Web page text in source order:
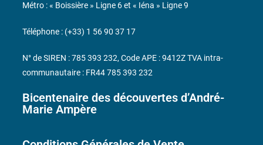
Bicentenaire des découvertes d’André-
Marie Ampère
Métro : « Boissière » Ligne 6 et « Iéna » Ligne 9
Téléphone : (+33) 1 56 90 37 17
N° de SIREN : 785 393 232, Code APE : 9412Z TVA intra-
communautaire : FR44 785 393 232